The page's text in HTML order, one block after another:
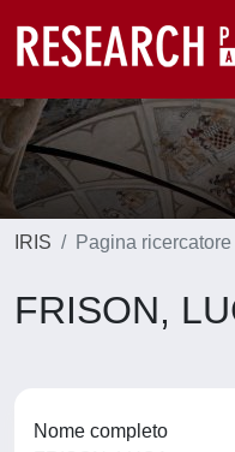
IRIS Pagina ricercatore
FRISON,
Nome completo